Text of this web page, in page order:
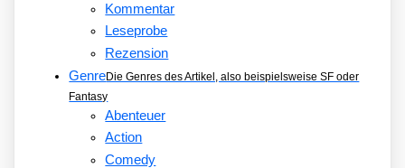
Kommentar
Leseprobe
Rezension
GenreDie Genres des Artikel, also beispielsweise SF oder
Fantasy
Abenteuer
Action
Comedy